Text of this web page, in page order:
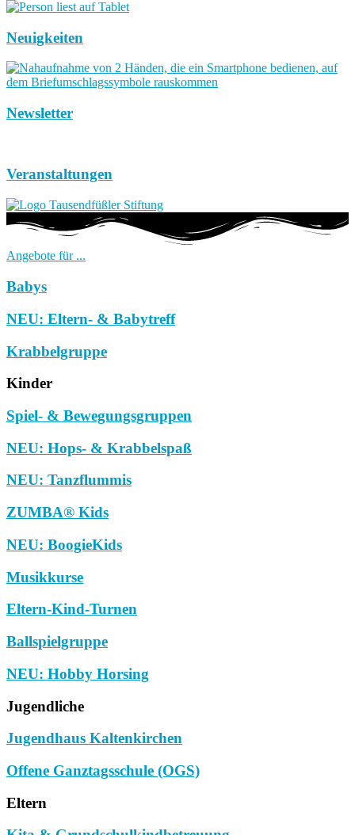
Neuigkeiten
Newsletter
Veranstaltungen
Angebote für ...
Babys
NEU: Eltern- & Babytreff
Krabbelgruppe
Kinder
Spiel- & Bewegungsgruppen
NEU: Hops- & Krabbelspaß
NEU: Tanzflummis
ZUMBA® Kids
NEU: BoogieKids
Musikkurse
Eltern-Kind-Turnen
Ballspielgruppe
NEU: Hobby Horsing
Jugendliche
Jugendhaus Kaltenkirchen
Offene Ganztagsschule (OGS)
Eltern